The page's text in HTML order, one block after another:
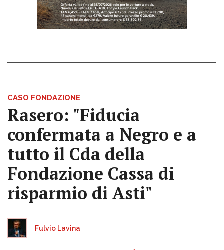
CASO FONDAZIONE
Rasero: "Fiducia
confermata a Negro e a
tutto il Cda della
Fondazione Cassa di
risparmio di Asti"
Fulvio Lavina